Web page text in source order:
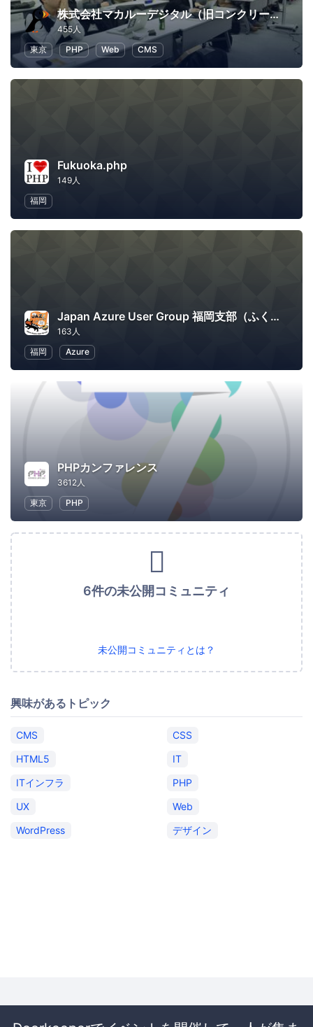
株式会社マカルーデジタル（旧コンクリートファイブジャパン株式会社）
455人
東京
PHP Web CMS
Fukuoka.php
149人
福岡
Japan Azure User Group 福岡支部（ふくあず）
163人
福岡
Azure
PHPカンファレンス
3612人
東京
PHP
6件の未公開コミュニティ
未公開コミュニティとは？
興味があるトピック
CMS
CSS
HTML5
IT
ITインフラ
PHP
UX
Web
WordPress
デザイン